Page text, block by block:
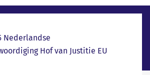
Nederlandse
Hof van Justitie EU